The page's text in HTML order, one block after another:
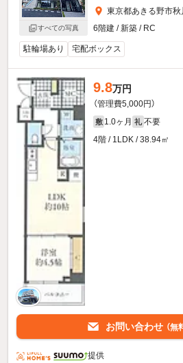
すべての写真
東京都あきる野市秋
6階建 / 新築 / RC
駐輪場あり 宅配ボックス
9.8万円
（管理費5,000円）
敷 1.0ヶ月 礼 不要
4階 / 1LDK / 38.94㎡
お問い合わせ （無
提供